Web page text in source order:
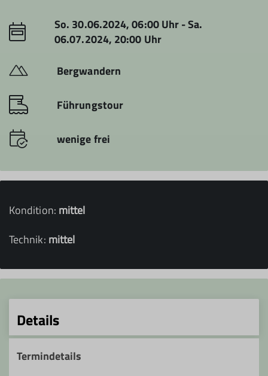
So. 30.06.2024, 06:00 Uhr - Sa.
06.07.2024, 20:00 Uhr
Bergwandern
Führungstour
wenige frei
Kondition: mittel
Technik: mittel
Details
Termindetails